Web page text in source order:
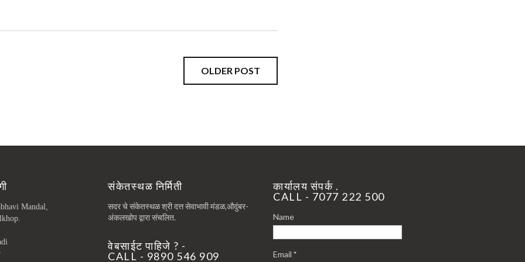
OLDER POST
Mandal,
संकेतस्थळ निर्मिती
सदर चे संकेतस्थळ श्री दत्त सेवाभावी मंडळ,औदुंबर-
अंकलखोप द्वारा संचलित.
वेबसाईट पाहिजे ? -
CALL - 9890 546 909
कार्यालय संपर्क .
CALL - 7077 222 500
Name
Email *